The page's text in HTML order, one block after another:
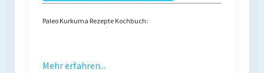
Paleo Kurkuma Rezepte Kochbuch:
Mehr erfahren...